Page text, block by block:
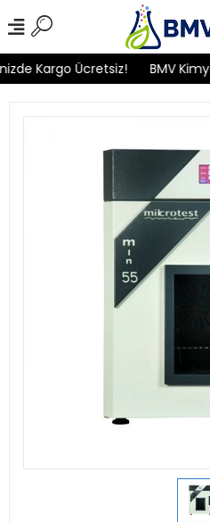
Kargo Ücretsiz! BMV